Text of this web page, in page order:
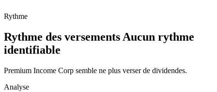
Rythme
Rythme des versements Aucun rythme
identifiable
Premium Income Corp semble ne plus verser de dividendes.
Analyse